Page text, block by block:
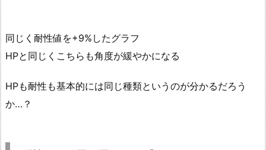
同じく耐性値を+9%したグラフ
HPと同じくこちらも角度が緩やかになる
HPも耐性も基本的には同じ種類というのが分かるだろう
か…？